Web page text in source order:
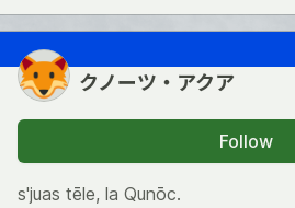
クノーツ・アクア
Follow
s'juas tēle, la Qunōc.